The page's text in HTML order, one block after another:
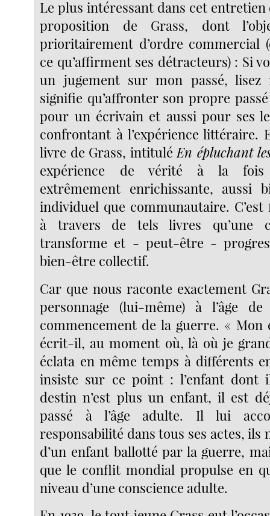
Le plus intéressant dans cet
proposition de Grass, dont
prioritairement d’ordre commercial
ce qu’affirment ses détracteurs) : Si
un jugement sur mon passé, lisez
signifie qu’affronter son propre
pour un écrivain et aussi pour ses
confrontant à l’expérience littéraire.
livre de Grass, intituléEn épluchant
expérience de vérité à la
extrêmement enrichissante, aussi
individuel que communautaire.
à travers de tels livres qu’une
transforme et - peut-être -
bien-être collectif.
Car que nous raconte exactement
personnage (lui-même) à l’âge
commencement de la guerre. « Mon
écrit-il, au moment où, là où je
éclata en même temps à différents
insiste sur ce point : l’enfant dont
destin n’est plus un enfant, il est
passé à l’âge adulte. Il lui
responsabilité dans tous ses actes, ils
d’un enfant ballotté par la guerre,
que le conflit mondial propulse en
niveau d’une conscience adulte.